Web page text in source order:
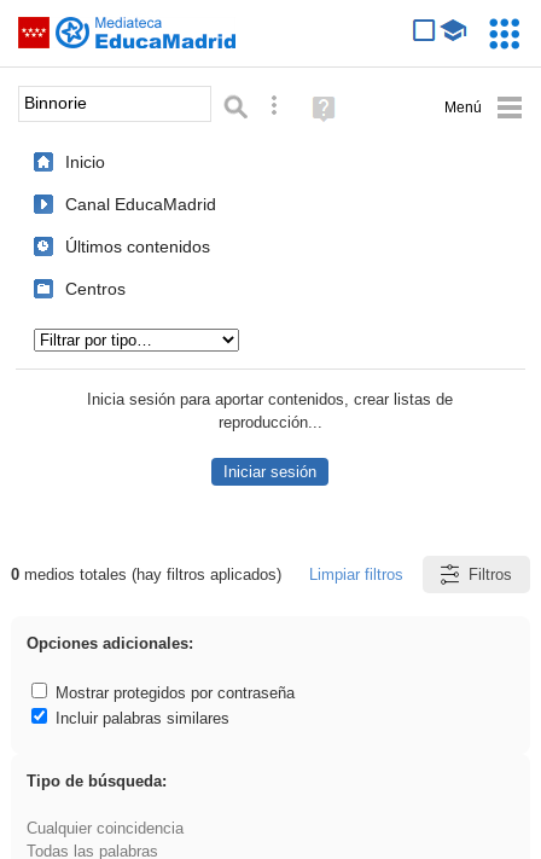
Saltar navegación
Palabra o frase: Búsqueda avanzada
Ayuda
(en
Inicio
Canal EducaMadrid
Últimos contenidos
Centros
Inicia sesión para aportar contenidos, crear listas de
reproducción...
Iniciar sesión
Resultados de: Binnorie
0medios totales (hay filtros aplicados) Limpiar filtros Filtros
Opciones adicionales:
Mostrar protegidos por contraseña
Incluir palabras similares
Tipo de búsqueda:
Cualquier coincidencia
Todas las palabras